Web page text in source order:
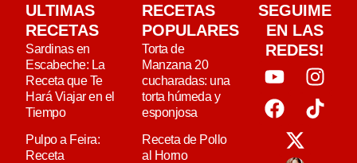
ULTIMAS
RECETAS
Sardinas en
Escabeche: La
Receta que Te
Hará Viajar en el
Tiempo
Pulpo a Feira:
Receta
RECETAS
POPULARES
Torta de
Manzana 20
cucharadas: una
torta húmeda y
esponjosa
Receta de Pollo
al Horno
SEGUIME
EN LAS
REDES!